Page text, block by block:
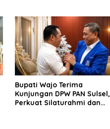
Bupati Wajo Terima
Kunjungan DPW PAN Sulsel,
Perkuat Silaturahmi dan